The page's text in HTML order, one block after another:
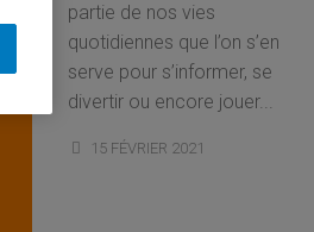
partie de nos vies
quotidiennes que l’on s’en
serve pour s’informer, se
divertir ou encore jouer...
15 FÉVRIER 2021